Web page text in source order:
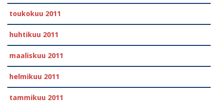
toukokuu 2011
huhtikuu 2011
maaliskuu 2011
helmikuu 2011
tammikuu 2011